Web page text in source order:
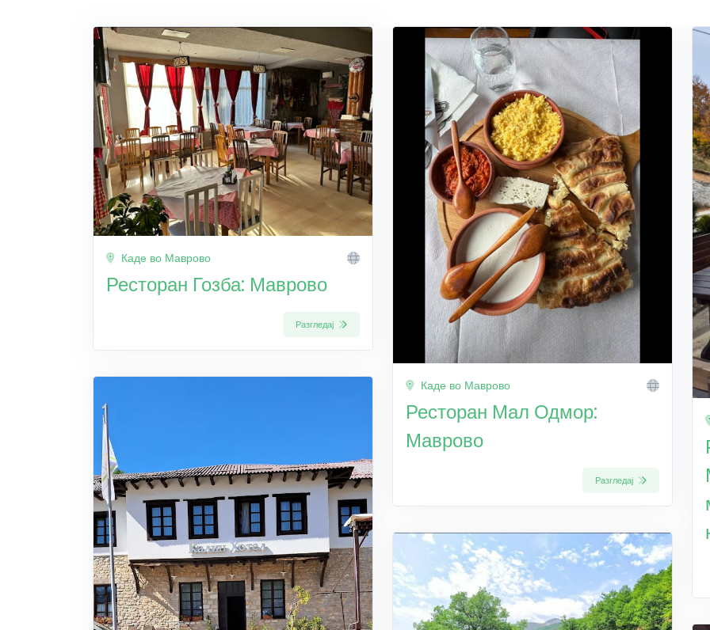
Каде во Маврово
Ресторан Гозба: Маврово
Разгледај
Каде во Маврово
Ресторан Мал Одмор:
Маврово
Разгледај